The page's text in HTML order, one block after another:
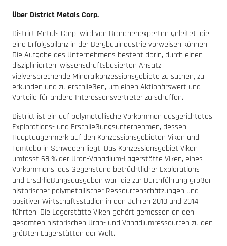
Über District Metals Corp.
District Metals Corp. wird von Branchenexperten geleitet, die
eine Erfolgsbilanz in der Bergbauindustrie vorweisen können.
Die Aufgabe des Unternehmens besteht darin, durch einen
disziplinierten, wissenschaftsbasierten Ansatz
vielversprechende Mineralkonzessionsgebiete zu suchen, zu
erkunden und zu erschließen, um einen Aktionärswert und
Vorteile für andere Interessensvertreter zu schaffen.
District ist ein auf polymetallische Vorkommen ausgerichtetes
Explorations- und Erschließungsunternehmen, dessen
Hauptaugenmerk auf den Konzessionsgebieten Viken und
Tomtebo in Schweden liegt. Das Konzessionsgebiet Viken
umfasst 68 % der Uran-Vanadium-Lagerstätte Viken, eines
Vorkommens, das Gegenstand beträchtlicher Explorations-
und Erschließungsausgaben war, die zur Durchführung großer
historischer polymetallischer Ressourcenschätzungen und
positiver Wirtschaftsstudien in den Jahren 2010 und 2014
führten. Die Lagerstätte Viken gehört gemessen an den
gesamten historischen Uran- und Vanadiumressourcen zu den
größten Lagerstätten der Welt.